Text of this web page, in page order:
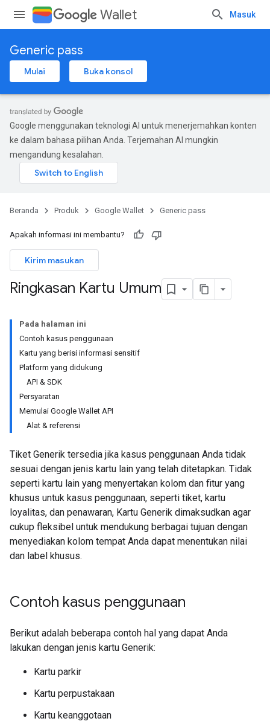
Wallet Masuk
Generic pass
Mulai Buka konsol
Google menggunakan teknologi AI untuk menerjemahkan konten
ke dalam bahasa pilihan Anda. Terjemahan AI mungkin
mengandung kesalahan.
Beranda Produk Google Wallet Generic pass
Apakah informasi ini membantu?
Kirim masukan
Ringkasan Kartu Umum
Pada halaman ini
Contoh kasus penggunaan
Kartu yang berisi informasi sensitif
Platform yang didukung
API & SDK
Persyaratan
Memulai Google Wallet API
Alat & referensi
Tiket Generik tersedia jika kasus penggunaan Anda tidak
sesuai dengan jenis kartu lain yang telah ditetapkan. Tidak
seperti kartu lain yang menyertakan kolom dan fitur yang
khusus untuk kasus penggunaan, seperti tiket, kartu
loyalitas, dan penawaran, Kartu Generik dimaksudkan agar
cukup fleksibel untuk mendukung berbagai tujuan dengan
menyediakan kolom tempat Anda dapat menentukan nilai
dan label khusus.
Contoh kasus penggunaan
Berikut adalah beberapa contoh hal yang dapat Anda
lakukan dengan jenis kartu Generik:
Kartu parkir
Kartu perpustakaan
Kartu keanggotaan